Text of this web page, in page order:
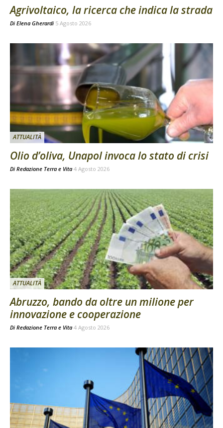
Agrivoltaico, la ricerca che indica la strada
Di Elena Gherardi 5 Agosto 2026
ATTUALITÀ
Olio d’oliva, Unapol invoca lo stato di crisi
Di Redazione Terra e Vita 4 Agosto 2026
ATTUALITÀ
Abruzzo, bando da oltre un milione per
innovazione e cooperazione
Di Redazione Terra e Vita 4 Agosto 2026